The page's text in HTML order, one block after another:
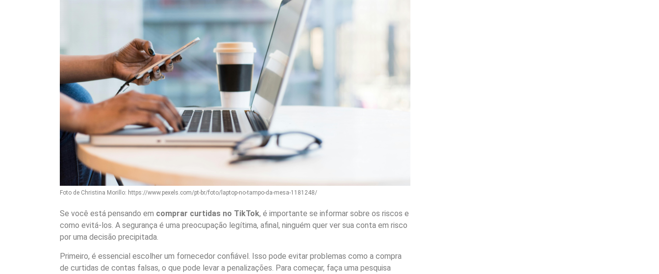
Foto de Christina Morillo: https://www.pexels.com/pt-br/foto/laptop-no-tampo-da-mesa-1181248/
Se você está pensando em comprar curtidas no TikTok, é importante se informar sobre os riscos e
como evitá-los. A segurança é uma preocupação legítima, afinal, ninguém quer ver sua conta em risco
por uma decisão precipitada.
Primeiro, é essencial escolher um fornecedor confiável. Isso pode evitar problemas como a compra
de curtidas de contas falsas, o que pode levar a penalizações. Para começar, faça uma pesquisa